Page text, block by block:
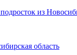
из
область